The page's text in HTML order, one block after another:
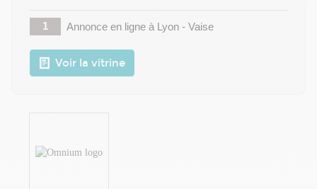
1 Annonce en ligneà Lyon - Vaise
Voir la vitrine